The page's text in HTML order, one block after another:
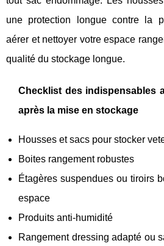
une protection longue contre la
aérer et nettoyer votre espace
qualité du stockage longue.
Checklist des indispensables
après la mise en stockage
Housses et sacs pour stocker
Boites rangement robustes
Étagères suspendues ou tiroirs
espace
Produits anti-humidité
Rangement dressing adapté ou